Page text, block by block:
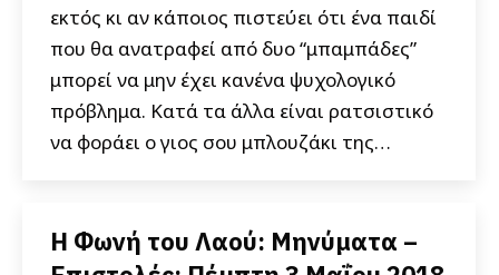
εκτός κι αν κάποιος πιστεύει ότι ένα παιδί
που θα ανατραφεί από δυο “μπαμπάδες”
μπορεί να μην έχει κανένα ψυχολογικό
πρόβλημα. Κατά τα άλλα είναι ρατσιστικό
να φοράει ο γιος σου μπλουζάκι της…
Η Φωνή του Λαού: Μηνύματα –